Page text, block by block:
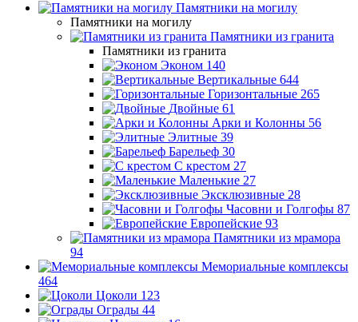
Памятники на могилу
Памятники на могилу
Памятники из гранита
Памятники из гранита
Эконом 140
Вертикальные 644
Горизонтальные 265
Двойные 61
Арки и Колонны 56
Элитные 39
Барельеф 30
С крестом 27
Маленькие 27
Эксклюзивные 28
Часовни и Голгофы 87
Европейские 93
Памятники из мрамора
94
Мемориальные комплексы
464
Цоколи 123
Ограды 44